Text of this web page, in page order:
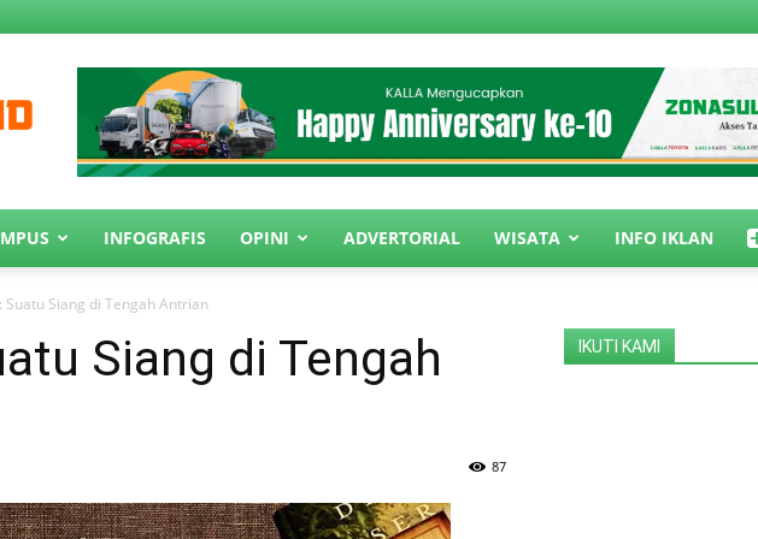
INFOGRAFIS OPINI ADVERTORIAL WISATA INFO IKLAN
Suatu Siang di Tengah Antrian
Siang di Tengah
87
IKUTI KAMI